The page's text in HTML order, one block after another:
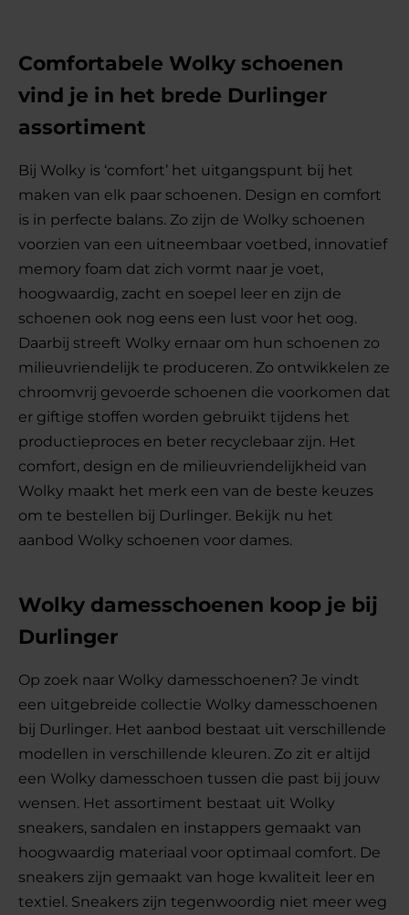
Comfortabele Wolky schoenen
vind je in het brede Durlinger
assortiment
Bij Wolky is ‘comfort’ het uitgangspunt bij het
maken van elk paar schoenen. Design en comfort
is in perfecte balans. Zo zijn de Wolky schoenen
voorzien van een uitneembaar voetbed, innovatief
memory foam dat zich vormt naar je voet,
hoogwaardig, zacht en soepel leer en zijn de
schoenen ook nog eens een lust voor het oog.
Daarbij streeft Wolky ernaar om hun schoenen zo
milieuvriendelijk te produceren. Zo ontwikkelen ze
chroomvrij gevoerde schoenen die voorkomen dat
er giftige stoffen worden gebruikt tijdens het
productieproces en beter recyclebaar zijn. Het
comfort, design en de milieuvriendelijkheid van
Wolky maakt het merk een van de beste keuzes
om te bestellen bij Durlinger. Bekijk nu het
aanbod Wolky schoenen voor dames.
Wolky damesschoenen koop je bij
Durlinger
Op zoek naar Wolky damesschoenen? Je vindt
een uitgebreide collectie Wolky damesschoenen
bij Durlinger. Het aanbod bestaat uit verschillende
modellen in verschillende kleuren. Zo zit er altijd
een Wolky damesschoen tussen die past bij jouw
wensen. Het assortiment bestaat uit Wolky
sneakers, sandalen en instappers gemaakt van
hoogwaardig materiaal voor optimaal comfort. De
sneakers zijn gemaakt van hoge kwaliteit leer en
textiel. Sneakers zijn tegenwoordig niet meer weg